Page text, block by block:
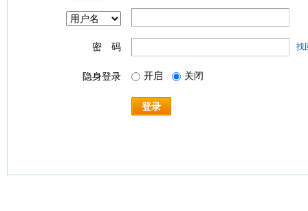
密 码 找
隐身登录 开启 关闭
登录